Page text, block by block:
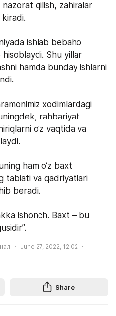
nazorat qilish, zahiralar
kiradi.
ishlab bebaho
hisoblaydi. Shu yillar
hamda bunday ishlarni
xodimlardagi
rahbariyat
o‘z vaqtida va
ham o‘z baxt
tabiati va qadriyatlari
beradi.
ishonch. Baxt – bu
June 27, 2022, 12:02
Share